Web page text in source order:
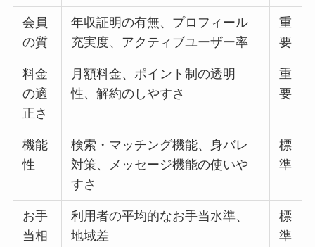
会員
の質
年収証明の有無、プロフィール
充実度、アクティブユーザー率
重
要
料金
の適
正さ
月額料金、ポイント制の透明
性、解約のしやすさ
重
要
機能
性
検索・マッチング機能、身バレ
対策、メッセージ機能の使いや
すさ
標
準
お手
当相
利用者の平均的なお手当水準、
地域差
標
準